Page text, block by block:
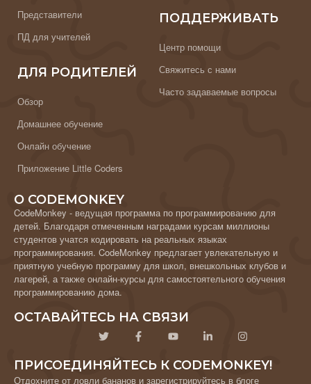
Представители
ПД для учителей
ДЛЯ РОДИТЕЛЕЙ
Обзор
Домашнее обучение
Онлайн обучение
Приложение Little Coders
ПОДДЕРЖИВАТЬ
Центр помощи
Свяжитесь с нами
Часто задаваемые вопросы
О CODEMONKEY
CodeMonkey - ведущая программа по программированию для
детей. Благодаря отмеченным наградами курсам миллионы
студентов учатся кодировать на реальных языках
программирования. CodeMonkey предлагает увлекательную и
приятную учебную программу для школ, внешкольных клубов и
лагерей, а также онлайн-курсы для самостоятельного обучения
программированию дома.
ОСТАВАЙТЕСЬ НА СВЯЗИ
ПРИСОЕДИНЯЙТЕСЬ К CODEMONKEY!
Отдохните от ловли бананов и зарегистрируйтесь в блоге